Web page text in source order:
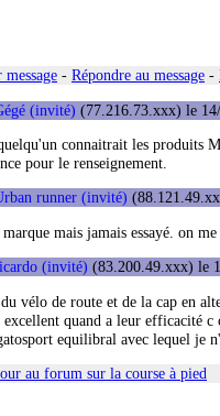
- Répondre au message -
(invité) (77.216.73.xxx) le
connaitrait les produits
pour le renseignement.
runner (invité)
mais jamais essayé. on
(invité) (83.200.49.xxx) le
vélo de route et de la cap en
quand a leur efficacité
equilibral avec lequel je
au forum sur la course à pied